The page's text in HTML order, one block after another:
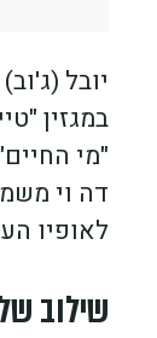
יובל
במגזין
"מי
דה וי
לאופיו
שילוב